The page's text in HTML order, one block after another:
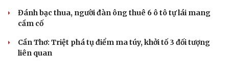
Đánh bạc thua, người đàn ông thuê 6 ô tô tự lái mang
cầm cố
Cần Thơ: Triệt phá tụ điểm ma túy, khởi tố 3 đối tượng
liên quan